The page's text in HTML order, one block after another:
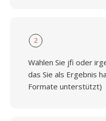
2
Wählen Sie jfi oder
das Sie als Ergebnis
Formate unterstützt)